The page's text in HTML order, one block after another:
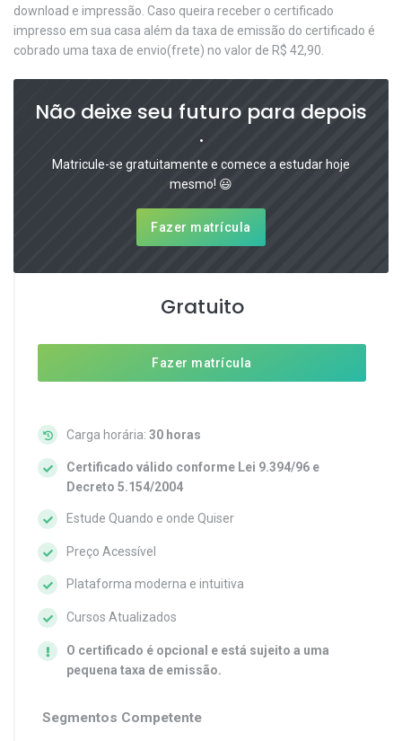
download e impressão. Caso queira receber o certificado
impresso em sua casa além da taxa de emissão do certificado é
cobrado uma taxa de envio(frete) no valor de R$ 42,90.
Não deixe seu futuro para depois
.
Matricule-se gratuitamente e comece a estudar hoje
mesmo! 😃
Fazer matrícula
Gratuito
Fazer matrícula
Carga horária: 30 horas
Certificado válido conforme Lei 9.394/96 e
Decreto 5.154/2004
Estude Quando e onde Quiser
Preço Acessível
Plataforma moderna e intuitiva
Cursos Atualizados
O certificado é opcional e está sujeito a uma
pequena taxa de emissão.
Segmentos Competente